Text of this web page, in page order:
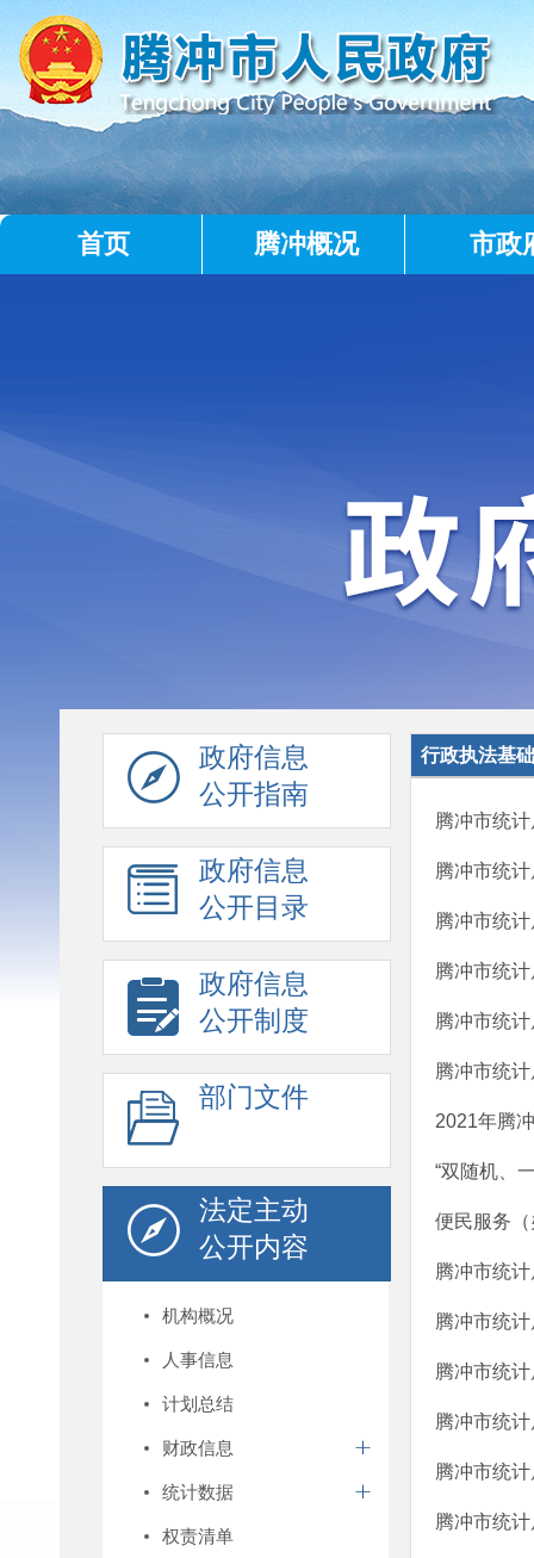
首页 腾冲概况 市政
政府信息
公开指南
政府信息
公开目录
政府信息
公开制度
部门文件
法定主动
公开内容
机构概况
人事信息
计划总结
财政信息
统计数据
权责清单
行政执法基
腾冲市统
腾冲市统
腾冲市统
腾冲市统
腾冲市统
腾冲市统
2021年腾
“双随机、
便民服务
腾冲市统
腾冲市统
腾冲市统
腾冲市统
腾冲市统
腾冲市统